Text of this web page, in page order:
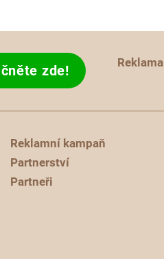
zde! Reklama
Reklamní kampaň
Partnerství
Partneři